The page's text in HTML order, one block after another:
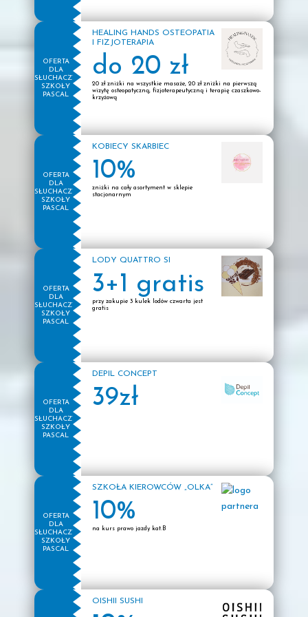
OFERTA
DLA
SŁUCHACZY
SZKOŁY
PASCAL
HEALING HANDS OSTEOPATIA
I FIZJOTERAPIA
do 20 zł
20 zł zniżki na wszystkie masaże, 20 zł zniżki na pierwszą
wizytę osteopatyczną, fizjoterapeutyczną i terapię czaszkowo-
krzyżową
OFERTA
DLA
SŁUCHACZY
SZKOŁY
PASCAL
KOBIECY SKARBIEC
10%
zniżki na cały asortyment w sklepie
stacjonarnym
OFERTA
DLA
SŁUCHACZY
SZKOŁY
PASCAL
LODY QUATTRO SI
3+1 gratis
przy zakupie 3 kulek lodów czwarta jest
gratis
OFERTA
DLA
SŁUCHACZY
SZKOŁY
PASCAL
DEPIL CONCEPT
39zł
OFERTA
DLA
SŁUCHACZY
SZKOŁY
PASCAL
SZKOŁA KIEROWCÓW „OLKA”
10%
na kurs prawo jazdy kat.B
OISHII SUSHI